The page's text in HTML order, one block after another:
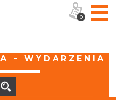
- WYDARZENIA
0